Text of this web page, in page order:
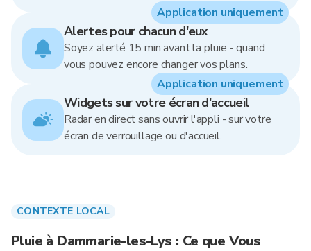
Alertes pour chacun d'eux
Soyez alerté 15 min avant la pluie - quand
vous pouvez encore changer vos plans.
Application uniquement
Widgets sur votre écran d'accueil
Radar en direct sans ouvrir l'appli - sur votre
écran de verrouillage ou d'accueil.
Application uniquement
CONTEXTE LOCAL
Pluie à Dammarie-les-Lys : Ce que Vous